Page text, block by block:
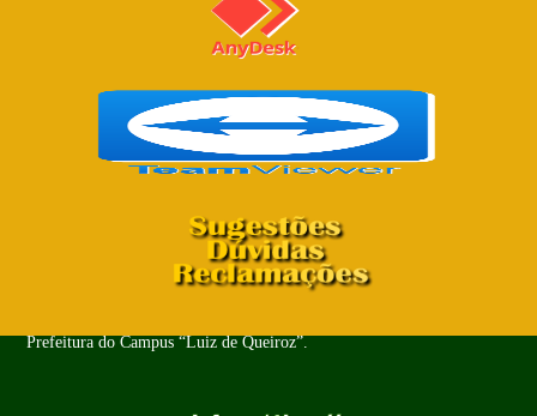
Prefeitura do Campus “Luiz de Queiroz”.